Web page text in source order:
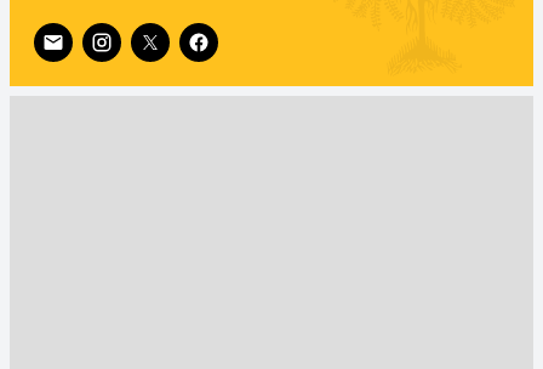
Follow XR Peru on